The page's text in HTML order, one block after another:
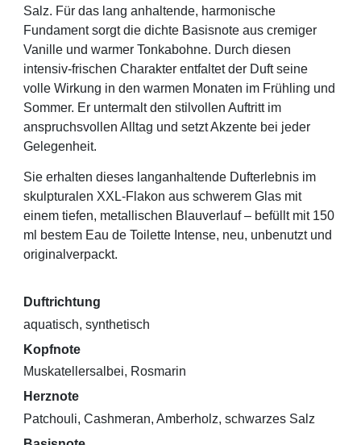
Salz. Für das lang anhaltende, harmonische
Fundament sorgt die dichte Basisnote aus cremiger
Vanille und warmer Tonkabohne. Durch diesen
intensiv-frischen Charakter entfaltet der Duft seine
volle Wirkung in den warmen Monaten im Frühling und
Sommer. Er untermalt den stilvollen Auftritt im
anspruchsvollen Alltag und setzt Akzente bei jeder
Gelegenheit.
Sie erhalten dieses langanhaltende Dufterlebnis im
skulpturalen XXL-Flakon aus schwerem Glas mit
einem tiefen, metallischen Blauverlauf – befüllt mit 150
ml bestem Eau de Toilette Intense, neu, unbenutzt und
originalverpackt.
Duftrichtung
aquatisch, synthetisch
Kopfnote
Muskatellersalbei, Rosmarin
Herznote
Patchouli, Cashmeran, Amberholz, schwarzes Salz